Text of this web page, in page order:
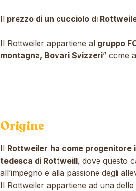
Il prezzo di un cucciolo di
Il Rottweiler appartiene al gruppo
montagna, Bovari Svizzeri” come
Origine
Il Rottweiler ha come progenitore
tedesca di Rottweill, dove questo
all’impegno e alla passione degli
Il Rottweiler appartiene ad una delle